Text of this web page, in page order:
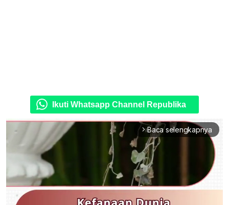
Ikuti Whatsapp Channel Republika
arrow_forward_ios Baca selengkapnya